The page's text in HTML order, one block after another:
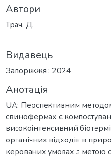
Автори
Трач, Д.
Видавець
Запоріжжя : 2024
Анотація
UA: Перспективним методом
свинофермах є
високоінтенсивний
органічних відходів в
керованих умовах з метою